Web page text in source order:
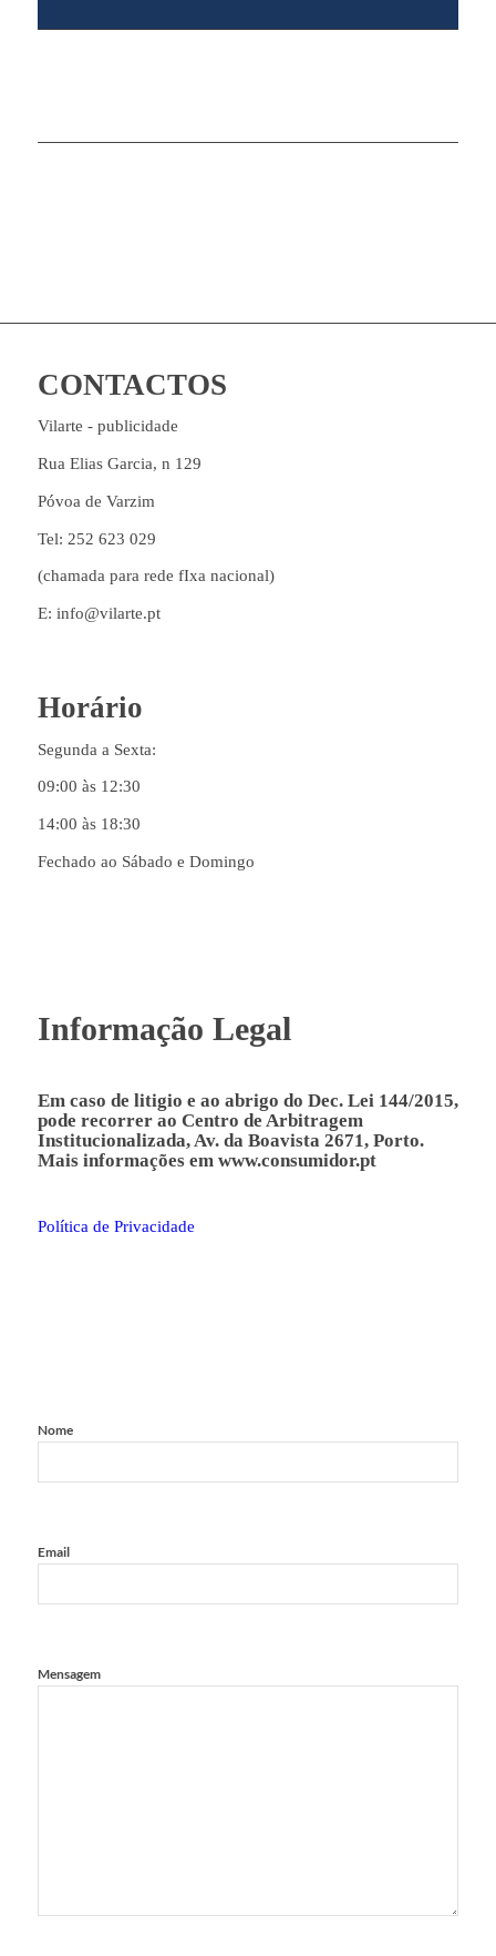
CONTACTOS
Vilarte - publicidade
Rua Elias Garcia, n 129
Póvoa de Varzim
Tel: 252 623 029
(chamada para rede fIxa nacional)
E: info@vilarte.pt
Horário
Segunda a Sexta:
09:00 às 12:30
14:00 às 18:30
Fechado ao Sábado e Domingo
Informação Legal
Em caso de litigio e ao abrigo do Dec. Lei 144/2015,
pode recorrer ao Centro de Arbitragem
Institucionalizada, Av. da Boavista 2671, Porto.
Mais informações em www.consumidor.pt
Política de Privacidade
Nome
Email
Mensagem